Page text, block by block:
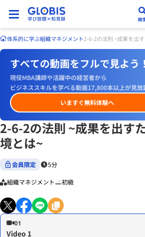
体系的に学ぶ組織マネジメント2-6-2の法則 ~成果を出
すべての動画をフルで見よう！
現役MBA講師や活躍中の経営者から
ビジネススキルを学べる動画17,800本以上が見放
いますぐ無料体験へ
2-6-2の法則 ~成果を出す
境とは~
会員限定 5分
組織マネジメント 初級
01
Video 1